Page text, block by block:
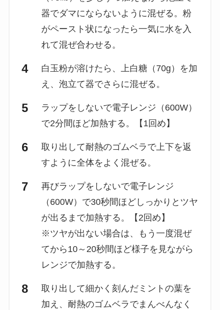
器でダマにならないように混ぜる。粉
がペースト状になったら一気に水を入
れて混ぜ合わせる。
白玉粉が溶けたら、上白糖（70g）を加
え、泡立て器でさらに混ぜる。
ラップをしないで電子レンジ（600W）
で2分間ほど加熱する。【1回め】
取り出して耐熱のゴムベラで上下を返
すように全体をよく混ぜる。
再びラップをしないで電子レンジ
（600W）で30秒間ほどしっかりとツヤ
が出るまで加熱する。【2回め】
※ツヤが出ない場合は、もう一度混ぜ
てから10～20秒間ほど様子を見ながら
レンジで加熱する。
取り出して細かく刻んだミントの葉を
加え、耐熱のゴムベラでまんべんなく